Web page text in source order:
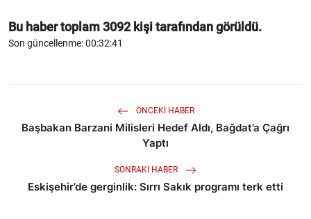
Bu haber toplam3092kişi tarafından görüldü.
Son güncellenme: 00:32:41
ÖNCEKI HABER
Başbakan Barzani Milisleri Hedef Aldı, Bağdat’a Çağrı
Yaptı
SONRAKI HABER
Eskişehir’de gerginlik: Sırrı Sakık programı terk etti